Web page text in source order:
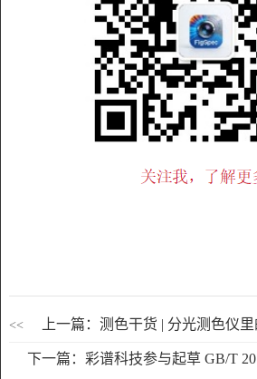
<< 上一篇：测色干货 | 分光测色仪